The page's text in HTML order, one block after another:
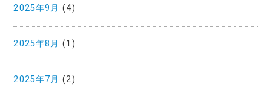
2025年9月 (4)
2025年8月 (1)
2025年7月 (2)